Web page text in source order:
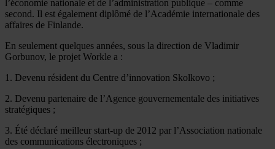
l’économie nationale et de l’administration publique – comme
second. Il est également diplômé de l’Académie internationale des
affaires de Finlande.
En seulement quelques années, sous la direction de Vladimir
Gorbunov, le projet Workle a :
1. Devenu résident du Centre d’innovation Skolkovo ;
2. Devenu partenaire de l’Agence gouvernementale des initiatives
stratégiques ;
3. Été déclaré meilleur start-up de 2012 par l’Association nationale
des communications électroniques ;